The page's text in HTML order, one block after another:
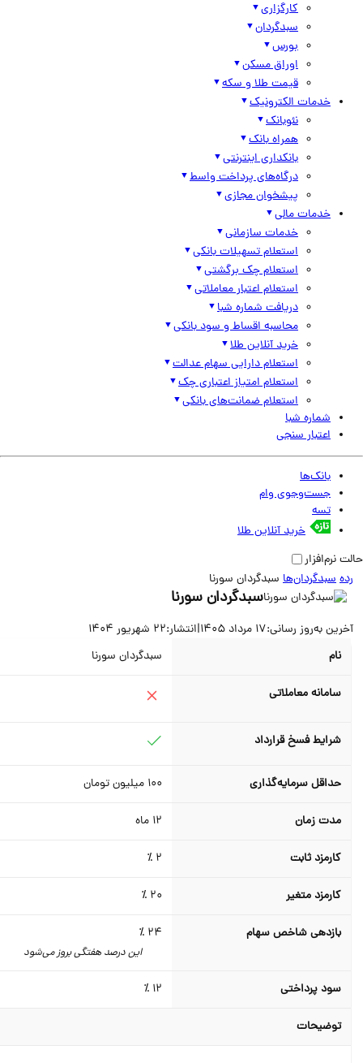
کارگزاری
سبدگردان
بورس
اوراق مسکن
قیمت طلا و سکه
خدمات الکترونیک
نئوبانک
همراه بانک
بانکداری اینترنتی
درگاه‌های پرداخت واسط
پیشخوان مجازی
خدمات مالی
خدمات سازمانی
استعلام تسهیلات بانکی
استعلام چک برگشتی
استعلام اعتبار معاملاتی
دریافت شماره شبا
محاسبه اقساط و سود بانکی
خرید آنلاین طلا
استعلام دارایی سهام عدالت
استعلام امتیاز اعتباری چک
استعلام ضمانت‌های بانکی
شماره شبا
اعتبار سنجی
بانک‌ها
جست‌وجوی وام
تسه
خرید آنلاین طلا
سبدگردان‌هاسبدگردان سورنا
سبدگردان سورنا
به‌روز رسانی:17 مرداد 1405 |انتشار:22 شهریور 1404
سبدگردان سورنا
سامانه معاملاتی
شرایط فسخ قرارداد
حداقل سرمایه‌گذاری میلیون تومان
مدت زمان ماه
کارمزد ثابت
کارمزد متغیر
بازدهی شاخص سهام
این درصد هفتگی بروز می‌شود
سود پرداختی
توضیحات